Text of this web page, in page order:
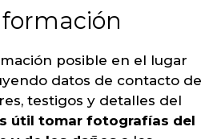
posible en el lugar
datos de contacto de
testigos y detalles del
útil tomar fotografías del